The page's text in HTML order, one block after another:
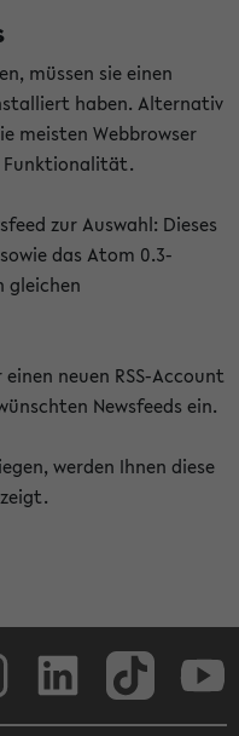
müssen sie einen
haben. Alternativ
meisten Webbrowser
Funktionalität.
zur Auswahl: Dieses
das Atom 0.3-
gleichen
neuen RSS-Account
Newsfeeds ein.
werden Ihnen diese